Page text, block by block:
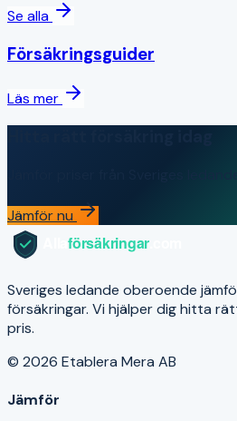
Se alla
Försäkringsguider
Läs mer
Jämför priser från Sveriges
Jämför nu
Sveriges ledande oberoende
försäkringar. Vi hjälper dig hitta
pris.
© 2026 Etablera Mera AB
Jämför